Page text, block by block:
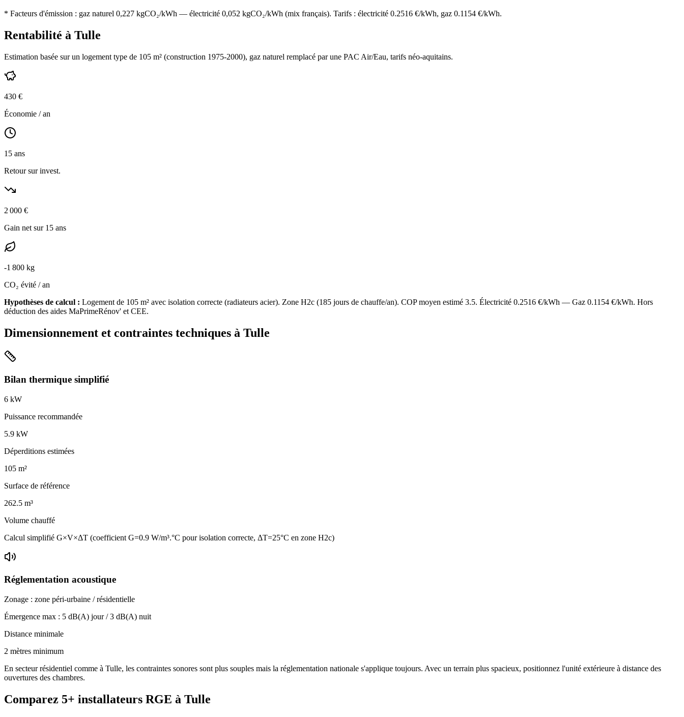
* Facteurs d'émission : gaz naturel 0,227 kgCO₂/kWh — électricité 0,052 kgCO₂/kWh (mix français). Tarifs : électricité 0.2516 €/kWh, gaz 0.1154 €/kWh.
Rentabilité à Tulle
Estimation basée sur un logement type de 105 m² (construction 1975-2000), gaz naturel remplacé par une PAC Air/Eau, tarifs néo-aquitains.
430 €
Économie / an
15 ans
Retour sur invest.
2 000 €
Gain net sur 15 ans
-1 800 kg
CO₂ évité / an
Hypothèses de calcul : Logement de 105 m² avec isolation correcte (radiateurs acier). Zone H2c (185 jours de chauffe/an). COP moyen estimé 3.5. Électricité 0.2516 €/kWh — Gaz 0.1154 €/kWh. Hors
déduction des aides MaPrimeRénov' et CEE.
Dimensionnement et contraintes techniques à Tulle
Bilan thermique simplifié
6 kW
Puissance recommandée
5.9 kW
Déperditions estimées
105 m²
Surface de référence
262.5 m³
Volume chauffé
Calcul simplifié G×V×ΔT (coefficient G=0.9 W/m³.°C pour isolation correcte, ΔT=25°C en zone H2c)
Réglementation acoustique
Zonage : zone péri-urbaine / résidentielle
Émergence max : 5 dB(A) jour /3 dB(A) nuit
Distance minimale
2 mètres minimum
En secteur résidentiel comme à Tulle, les contraintes sonores sont plus souples mais la réglementation nationale s'applique toujours. Avec un terrain plus spacieux, positionnez l'unité extérieure à distance des
ouvertures des chambres.
Comparez 5+ installateurs RGE à Tulle